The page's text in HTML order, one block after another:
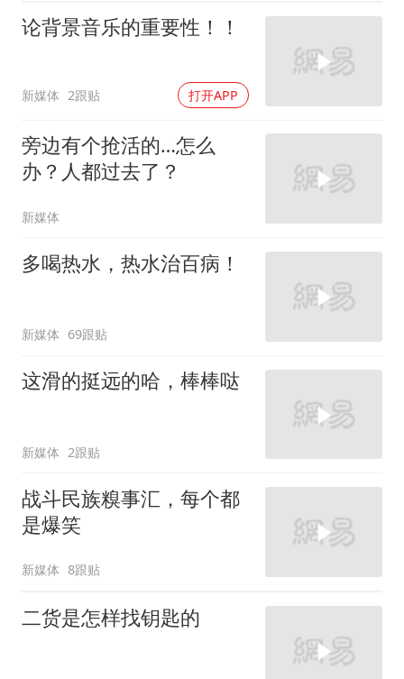
论背景音乐的重要性！！
新媒体 2跟贴 打开APP
旁边有个抢活的…怎么
办？人都过去了？
新媒体
多喝热水，热水治百病！
新媒体 69跟贴
这滑的挺远的哈，棒棒哒
新媒体 2跟贴
战斗民族糗事汇，每个都
是爆笑
新媒体 8跟贴
二货是怎样找钥匙的